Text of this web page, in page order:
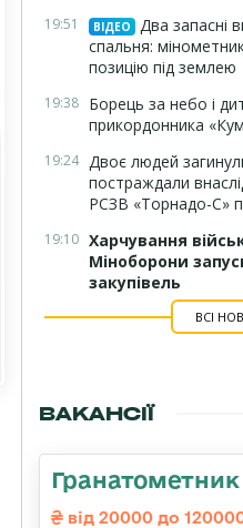
19:51 ВІДЕО
Два запасні
спальня:
позицію під землею
19:38 Борець за небо і
прикордонника
19:24 Двоє людей
постраждали
РСЗВ «Торнадо-С»
19:10 Харчування
Міноборони
закупівель
ВСІ
ВАКАНСІЇ
Гранатометник
від 20000 до